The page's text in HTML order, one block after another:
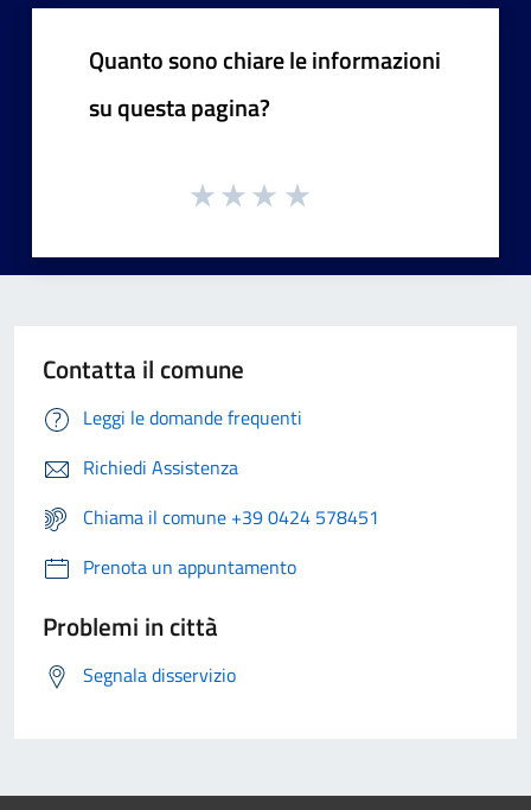
Quanto sono chiare le informazioni
su questa pagina?
Contatta il comune
Leggi le domande frequenti
Richiedi Assistenza
Chiama il comune +39 0424 578451
Prenota un appuntamento
Problemi in città
Segnala disservizio